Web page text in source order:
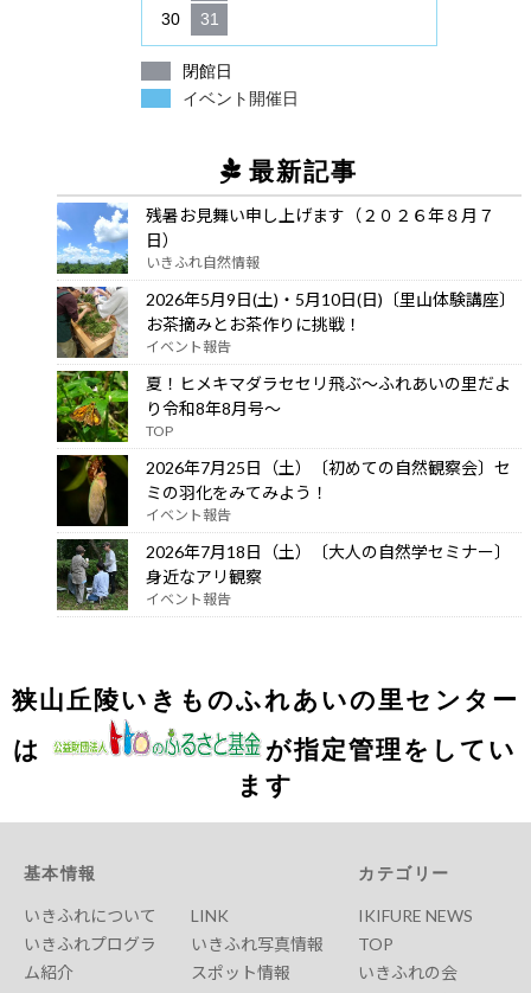
30
31
閉館日
イベント開催日
最新記事
残暑お見舞い申し上げます（２０２６年８月７
日）
いきふれ自然情報
2026年5月9日(土)・5月10日(日)〔里山体験講座〕
お茶摘みとお茶作りに挑戦！
イベント報告
夏！ヒメキマダラセセリ飛ぶ～ふれあいの里だよ
り令和8年8月号～
TOP
2026年7月25日（土）〔初めての自然観察会〕セ
ミの羽化をみてみよう！
イベント報告
2026年7月18日（土）〔大人の自然学セミナー〕
身近なアリ観察
イベント報告
狭山丘陵いきものふれあいの里センター
は
が指定管理をしてい
ます
基本情報
いきふれについて
いきふれプログラ
ム紹介
LINK
いきふれ写真情報
スポット情報
カテゴリー
IKIFURE NEWS
TOP
いきふれの会